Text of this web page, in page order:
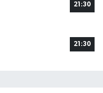
21:30
21:30